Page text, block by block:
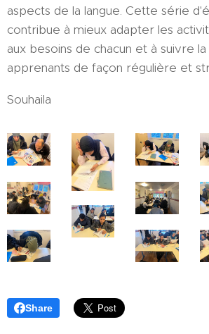
aspects de la langue. Cette série
contribue à mieux adapter les
aux besoins de chacun et à suivre
apprenants de façon régulière et
Souhaila
Share